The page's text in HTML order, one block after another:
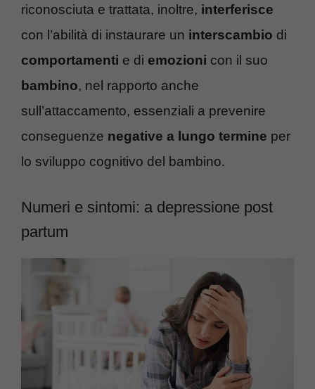
riconosciuta e trattata, inoltre, interferisce
con l’abilità di instaurare un interscambio di
comportamenti e di emozioni con il suo
bambino, nel rapporto anche
sull’attaccamento, essenziali a prevenire
conseguenze negative a lungo termine per
lo sviluppo cognitivo del bambino.
Numeri e sintomi: a depressione post
partum